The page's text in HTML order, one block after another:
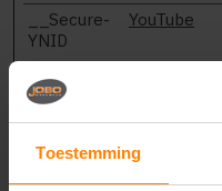
Toestemming
__Secure-
YNID
YouTube
Platforms,
Inc.